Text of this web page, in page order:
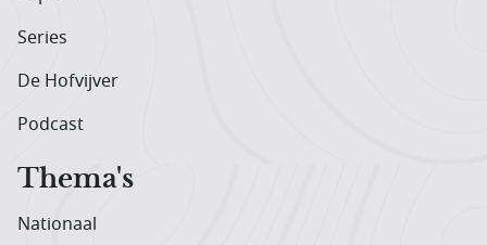
Series
De Hofvijver
Podcast
Thema's
Nationaal